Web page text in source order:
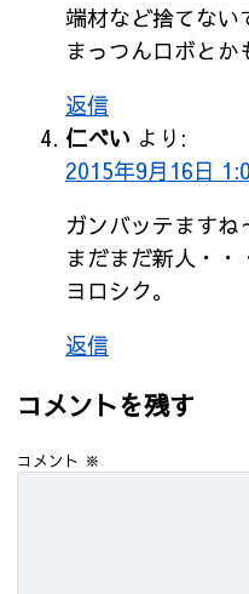
端材など捨てない
まっつんロボと
返信
仁べい より:
2015年9月16日
ガンバッテますね
まだまだ新人・
ヨロシク。
返信
コメントを残す
コメント ※